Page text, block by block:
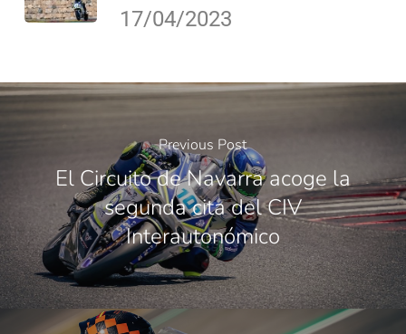
17/04/2023
Previous Post
El Circuito de Navarra acoge la
segunda cita del CIV
Interautonómico